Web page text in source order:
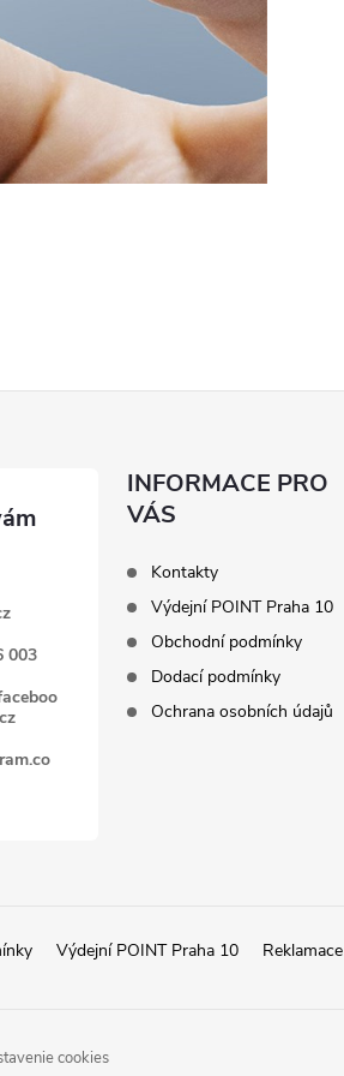
003
INFORMACE PRO
VÁS
Kontakty
Výdejní POINT Praha 10
Obchodní podmínky
Dodací podmínky
Ochrana osobních údajů
Výdejní POINT Praha 10 Reklamace
cookies